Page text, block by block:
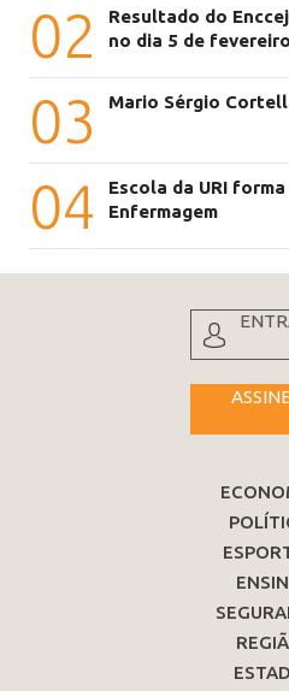
02
Resultado do
no dia 5 de fevereiro
03 Mario Sérgio
04
Escola da URI
Enfermagem